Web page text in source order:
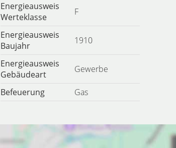
Energieausweis
Werteklasse
F
Energieausweis
Baujahr
1910
Energieausweis
Gebäudeart
Gewerbe
Befeuerung Gas